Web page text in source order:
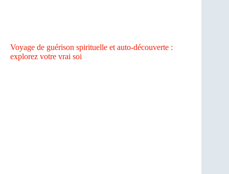
Voyage de guérison spirituelle et auto-découverte :
explorez votre vrai soi